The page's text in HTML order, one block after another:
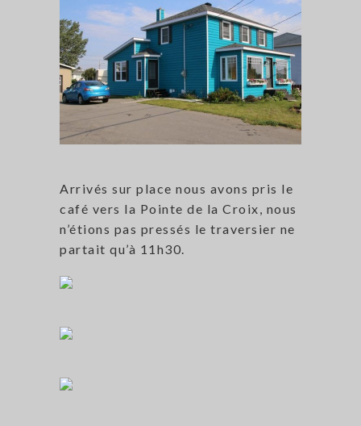
Arrivés sur place nous avons pris le
café vers la Pointe de la Croix, nous
n’étions pas pressés le traversier ne
partait qu’à 11h30.